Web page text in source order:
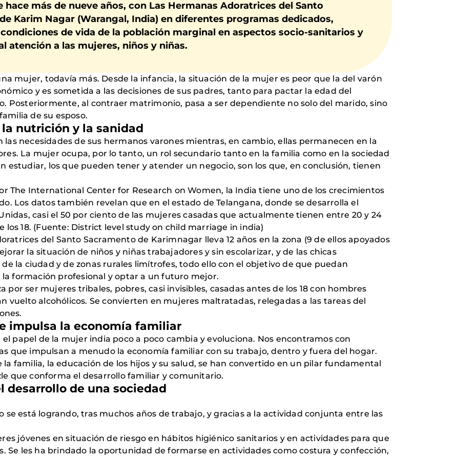
hace más de nueve años, con Las Hermanas Adoratrices del Santo
Karim Nagar (Warangal, India) en diferentes programas dedicados,
de vida de la población marginal en aspectos socio-sanitarios y
atención a las mujeres, niños y niñas.
mujer, todavía más. Desde la infancia, la situación de la mujer es peor que la del varón
y es sometida a las decisiones de sus padres, tanto para pactar la edad del
Posteriormente, al contraer matrimonio, pasa a ser dependiente no solo del marido, sino
de su esposo.
nutrición y la sanidad
las necesidades de sus hermanos varones mientras, en cambio, ellas permanecen en la
La mujer ocupa, por lo tanto, un rol secundario tanto en la familia como en la sociedad
estudiar, los que pueden tener y atender un negocio, son los que, en conclusión, tienen
The International Center for Research on Women, la India tiene uno de los crecimientos
Los datos también revelan que en el estado de Telangana, donde se desarrolla el
casi el 50 por ciento de las mujeres casadas que actualmente tienen entre 20 y 24
18. (Fuente: District level study on child marriage in india)
del Santo Sacramento de Karimnagar lleva 12 años en la zona (9 de ellos apoyados
la situación de niños y niñas trabajadores y sin escolarizar, y de las chicas
la ciudad y de zonas rurales limítrofes, todo ello con el objetivo de que puedan
formación profesional y optar a un futuro mejor.
por ser mujeres tribales, pobres, casi invisibles, casadas antes de los 18 con hombres
vuelto alcohólicos. Se convierten en mujeres maltratadas, relegadas a las tareas del
impulsa la economía familiar
papel de la mujer india poco a poco cambia y evoluciona. Nos encontramos con
que impulsan a menudo la economía familiar con su trabajo, dentro y fuera del hogar.
familia, la educación de los hijos y su salud, se han convertido en un pilar fundamental
que conforma el desarrollo familiar y comunitario.
desarrollo de una sociedad
se está logrando, tras muchos años de trabajo, y gracias a la actividad conjunta entre las
jóvenes en situación de riesgo en hábitos higiénico sanitarios y en actividades para que
Se les ha brindado la oportunidad de formarse en actividades como costura y confección,